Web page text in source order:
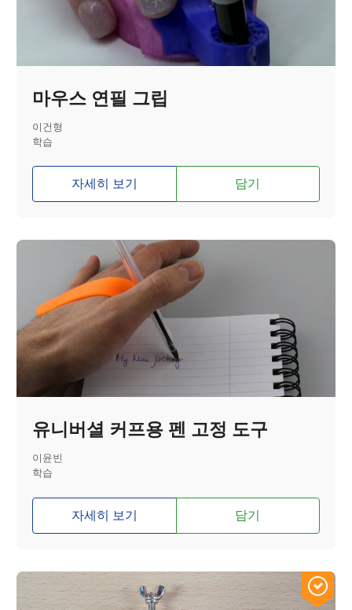
마우스 연필 그립
이건형
학습
자세히 보기 담기
유니버셜 커프용 펜 고정 도구
이윤빈
학습
자세히 보기 담기